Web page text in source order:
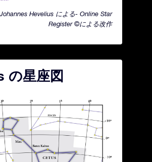
Hevelius による- Online Star
Register ©による改作
の星座図